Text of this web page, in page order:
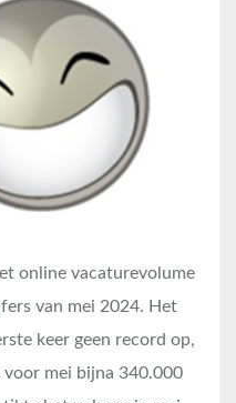
online vacaturevolume
van mei 2024. Het
keer geen record op,
mei bijna 340.000